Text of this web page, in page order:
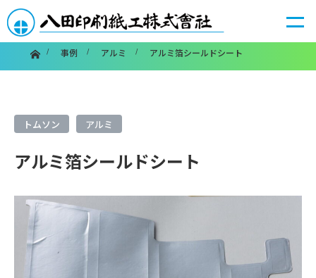
ホーム事例 アルミ アルミ箔シールドシート
トムソン アルミ
アルミ箔シールドシート